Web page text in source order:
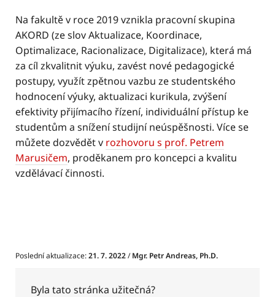
Na fakultě v roce 2019 vznikla pracovní skupina
AKORD (ze slov Aktualizace, Koordinace,
Optimalizace, Racionalizace, Digitalizace), která má
za cíl zkvalitnit výuku, zavést nové pedagogické
postupy, využít zpětnou vazbu ze studentského
hodnocení výuky, aktualizaci kurikula, zvýšení
efektivity přijímacího řízení, individuální přístup ke
studentům a snížení studijní neúspěšnosti. Více se
můžete dozvědět v rozhovoru s prof. Petrem
Marusičem, proděkanem pro koncepci a kvalitu
vzdělávací činnosti.
Poslední aktualizace:21. 7. 2022/Mgr. Petr Andreas, Ph.D.
Byla tato stránka užitečná?